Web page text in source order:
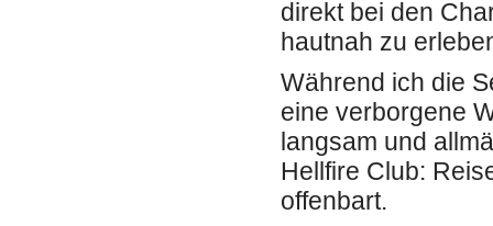
direkt bei den
hautnah zu
Während ich die
eine verborgene
langsam und
Hellfire Club:
offenbart.